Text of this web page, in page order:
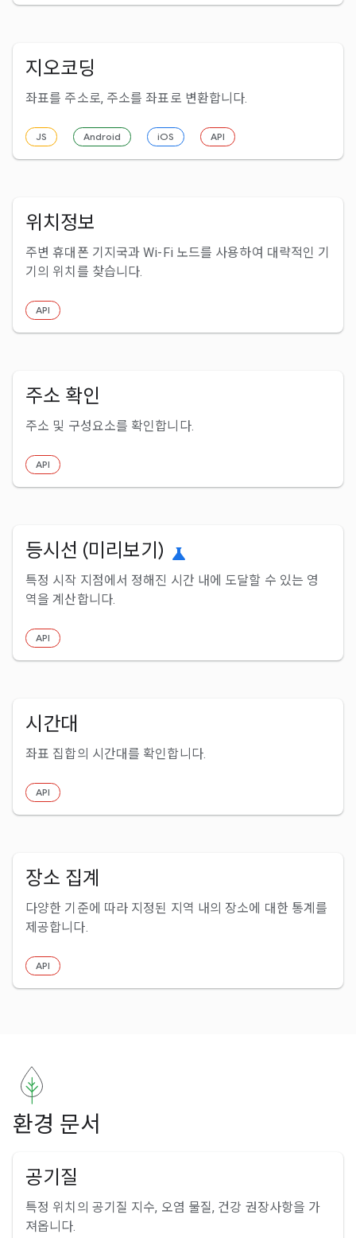
지오코딩
좌표를 주소로, 주소를 좌표로 변환합니다.
JS Android iOS API
위치정보
주변 휴대폰 기지국과 Wi-Fi 노드를 사용하여 대략적인 기
기의 위치를 찾습니다.
API
주소 확인
주소 및 구성요소를 확인합니다.
API
등시선 (미리보기) science
특정 시작 지점에서 정해진 시간 내에 도달할 수 있는 영
역을 계산합니다.
API
시간대
좌표 집합의 시간대를 확인합니다.
API
장소 집계
다양한 기준에 따라 지정된 지역 내의 장소에 대한 통계를
제공합니다.
API
환경 문서
공기질
특정 위치의 공기질 지수, 오염 물질, 건강 권장사항을 가
져옵니다.